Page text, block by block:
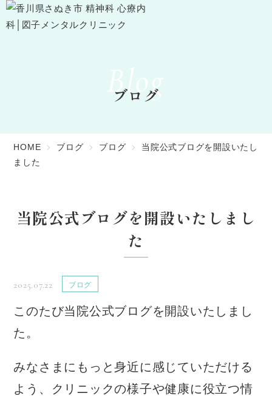
Blog
ブログ
HOME ブログ ブログ
当院公式ブログを開設いたし
ました
当院公式ブログを開設いたしまし
た
2025.07.22 ブログ
このたび当院公式ブログを開設いたしまし
た。
みなさまにもっと身近に感じていただける
よう、クリニックの様子や健康に役立つ情